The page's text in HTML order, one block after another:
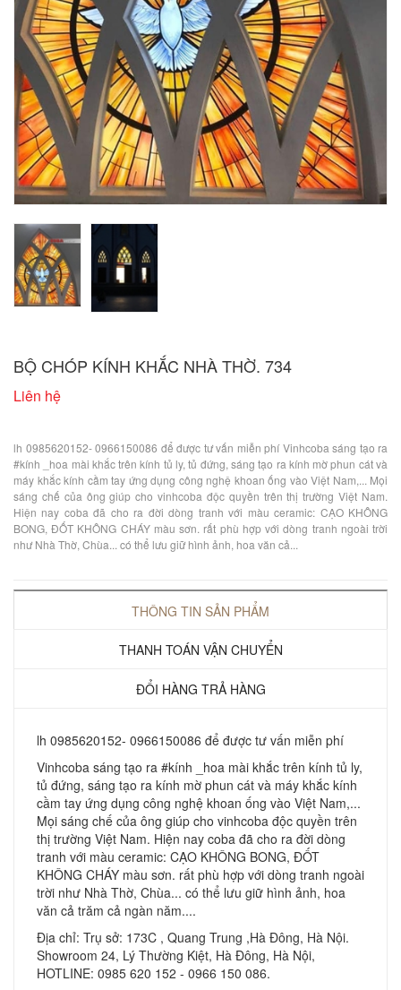
BỘ CHÓP KÍNH KHẮC NHÀ THỜ. 734
Liên hệ
lh 0985620152- 0966150086 để được tư vấn miễn phí Vinhcoba sáng tạo ra
#kính _hoa mài khắc trên kính tủ ly, tủ đứng, sáng tạo ra kính mờ phun cát và
máy khắc kính cầm tay ứng dụng công nghệ khoan ống vào Việt Nam,... Mọi
sáng chế của ông giúp cho vinhcoba độc quyền trên thị trường Việt Nam.
Hiện nay coba đã cho ra đời dòng tranh với màu ceramic: CẠO KHÔNG
BONG, ĐỐT KHÔNG CHÁY màu sơn. rất phù hợp với dòng tranh ngoài trời
như Nhà Thờ, Chùa... có thể lưu giữ hình ảnh, hoa văn cả...
THÔNG TIN SẢN PHẨM
THANH TOÁN VẬN CHUYỂN
ĐỔI HÀNG TRẢ HÀNG
lh 0985620152- 0966150086 để được tư vấn miễn phí
Vinhcoba sáng tạo ra #kính _hoa mài khắc trên kính tủ ly,
tủ đứng, sáng tạo ra kính mờ phun cát và máy khắc kính
cầm tay ứng dụng công nghệ khoan ống vào Việt Nam,...
Mọi sáng chế của ông giúp cho vinhcoba độc quyền trên
thị trường Việt Nam. Hiện nay coba đã cho ra đời dòng
tranh với màu ceramic: CẠO KHÔNG BONG, ĐỐT
KHÔNG CHÁY màu sơn. rất phù hợp với dòng tranh ngoài
trời như Nhà Thờ, Chùa... có thể lưu giữ hình ảnh, hoa
văn cả trăm cả ngàn năm....
Địa chỉ: Trụ sở: 173C , Quang Trung ,Hà Đông, Hà Nội.
Showroom 24, Lý Thường Kiệt, Hà Đông, Hà Nội,
HOTLINE: 0985 620 152 - 0966 150 086.